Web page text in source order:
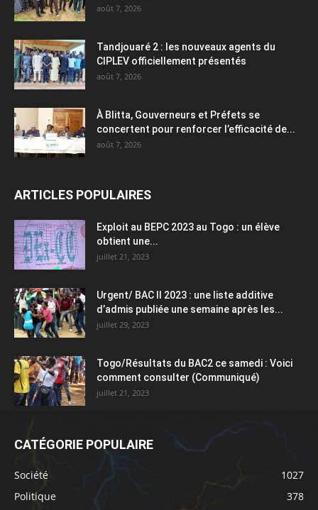
août 7, 2026
Tandjouaré 2 : les nouveaux agents du
CIPLEV officiellement présentés
août 7, 2026
À Blitta, Gouverneurs et Préfets se
concertent pour renforcer l’efficacité de...
août 7, 2026
ARTICLES POPULAIRES
Exploit au BEPC 2023 au Togo : un élève
obtient une...
juillet 21, 2023
Urgent/ BAC II 2023 : une liste additive
d’admis publiée une semaine après les...
juillet 29, 2023
Togo/Résultats du BAC2 ce samedi : Voici
comment consulter (Communiqué)
juillet 21, 2023
CATÉGORIE POPULAIRE
Société
1027
Politique
378